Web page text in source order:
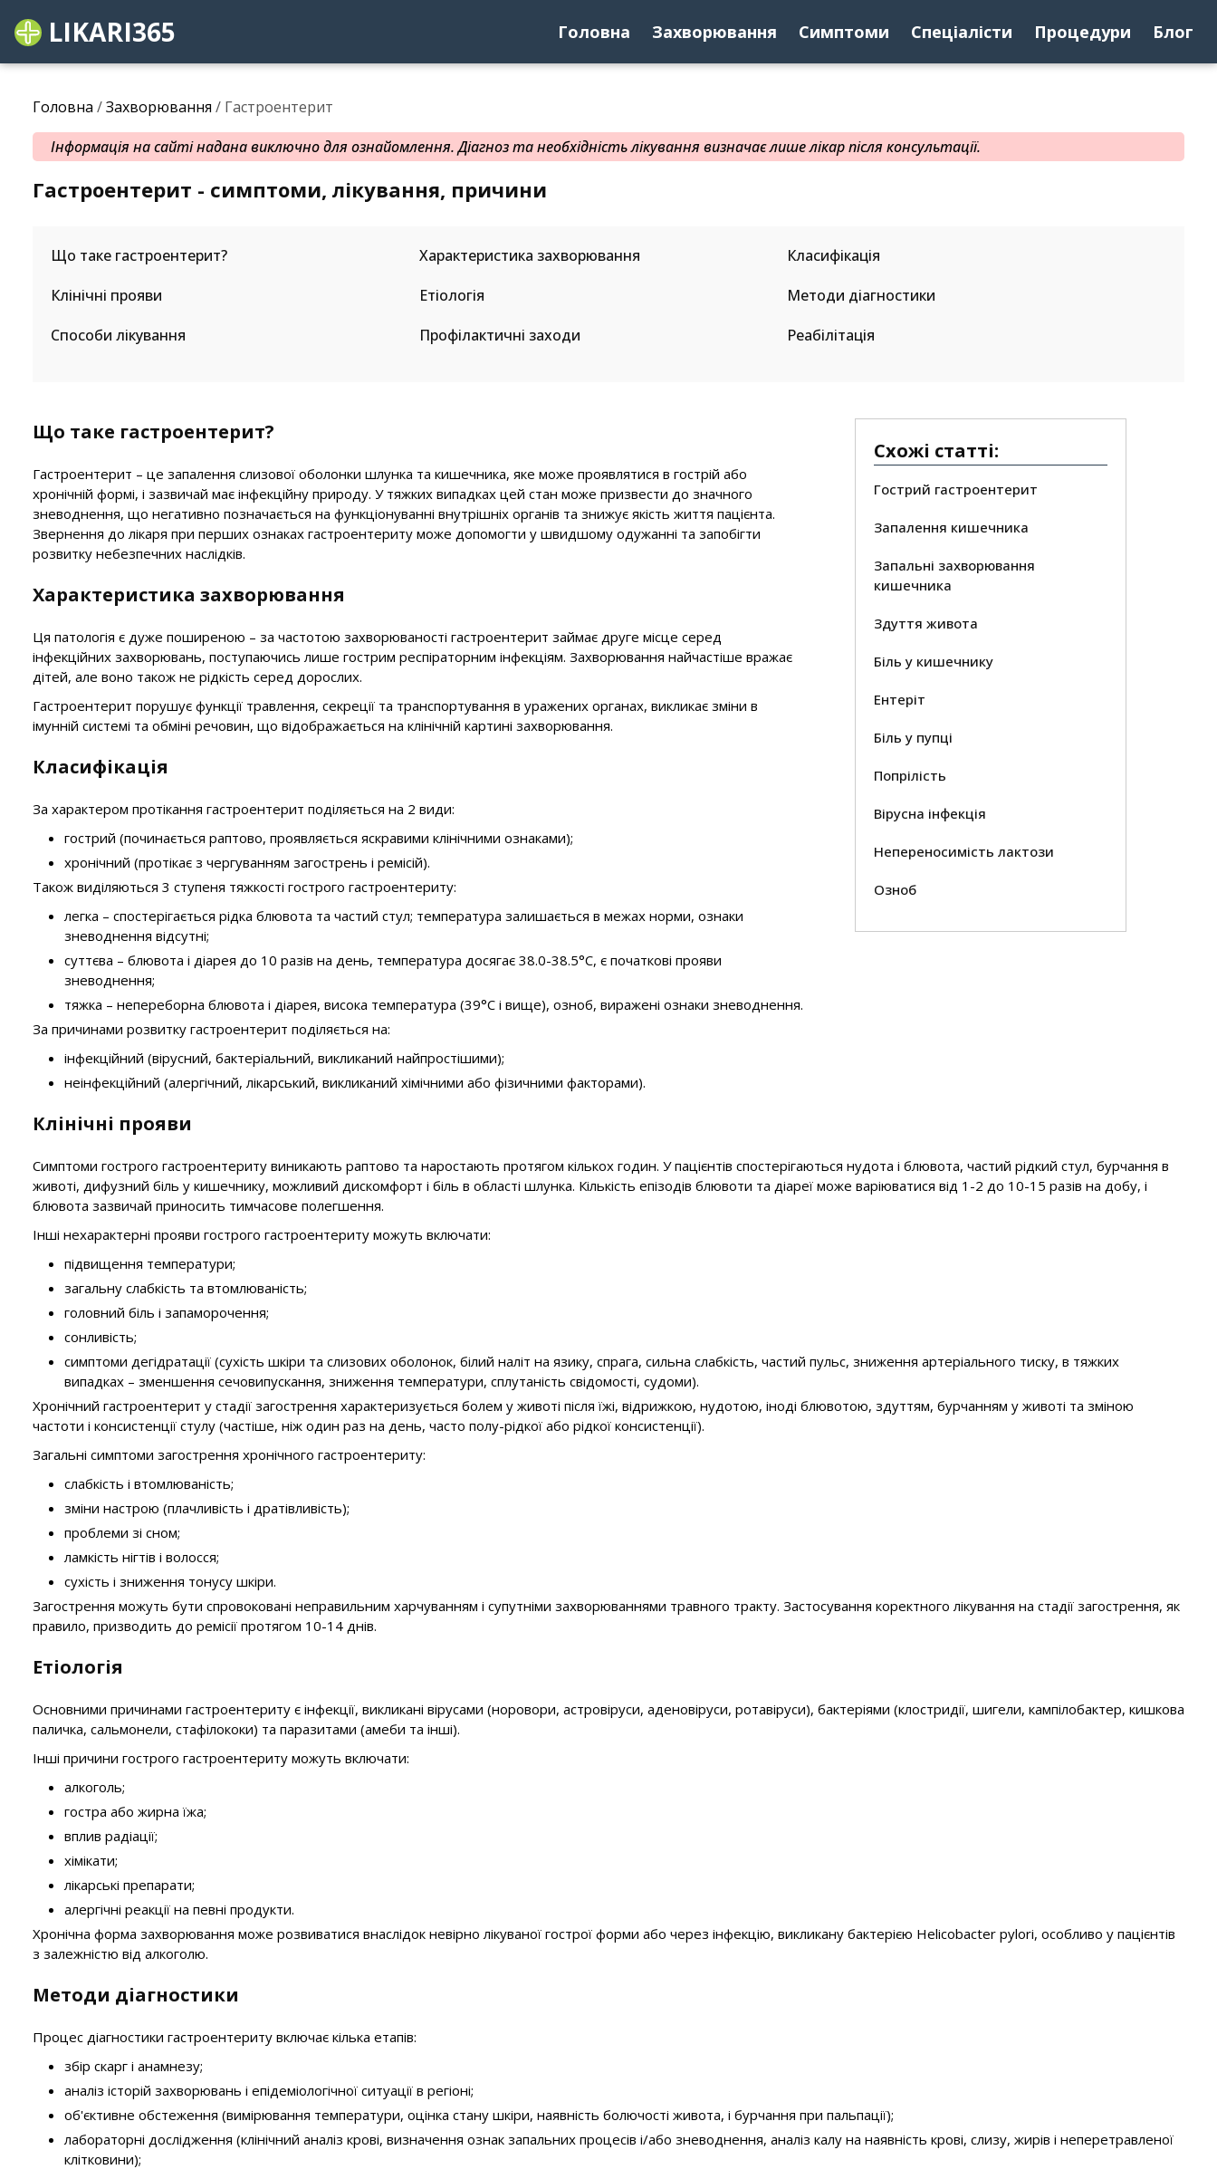
LIKARI365 Головна Захворювання Симптоми Спеціалісти Процедури Блог
Головна /Захворювання / Гастроентерит
Інформація на сайті надана виключно для ознайомлення. Діагноз та необхідність лікування визначає лише лікар після консультації.
Гастроентерит - симптоми, лікування, причини
Що таке гастроентерит? Характеристика захворювання
Класифікація
Клінічні прояви
Етіологія
Методи діагностики
Способи лікування
Профілактичні заходи Реабілітація
Схожі статті:
Гострий гастроентерит
Запалення кишечника
Запальні захворювання
кишечника
Здуття живота
Біль у кишечнику
Ентеріт
Біль у пупці
Попрілість
Вірусна інфекція
Непереносимість лактози
Озноб
Що таке гастроентерит?
Гастроентерит – це запалення слизової оболонки шлунка та кишечника, яке може проявлятися в гострій або
хронічній формі, і зазвичай має інфекційну природу. У тяжких випадках цей стан може призвести до значного
зневоднення, що негативно позначається на функціонуванні внутрішніх органів та знижує якість життя пацієнта.
Звернення до лікаря при перших ознаках гастроентериту може допомогти у швидшому одужанні та запобігти
розвитку небезпечних наслідків.
Характеристика захворювання
Ця патологія є дуже поширеною – за частотою захворюваності гастроентерит займає друге місце серед
інфекційних захворювань, поступаючись лише гострим респіраторним інфекціям. Захворювання найчастіше вражає
дітей, але воно також не рідкість серед дорослих.
Гастроентерит порушує функції травлення, секреції та транспортування в уражених органах, викликає зміни в
імунній системі та обміні речовин, що відображається на клінічній картині захворювання.
Класифікація
За характером протікання гастроентерит поділяється на 2 види:
гострий (починається раптово, проявляється яскравими клінічними ознаками);
хронічний (протікає з чергуванням загострень і ремісій).
Також виділяються 3 ступеня тяжкості гострого гастроентериту:
легка – спостерігається рідка блювота та частий стул; температура залишається в межах норми, ознаки
зневоднення відсутні;
суттєва – блювота і діарея до 10 разів на день, температура досягає 38.0-38.5°С, є початкові прояви
зневоднення;
тяжка – непереборна блювота і діарея, висока температура (39°С і вище), озноб, виражені ознаки зневоднення.
За причинами розвитку гастроентерит поділяється на:
інфекційний (вірусний, бактеріальний, викликаний найпростішими);
неінфекційний (алергічний, лікарський, викликаний хімічними або фізичними факторами).
Клінічні прояви
Симптоми гострого гастроентериту виникають раптово та наростають протягом кількох годин. У пацієнтів спостерігаються нудота і блювота, частий рідкий стул, бурчання в
животі, дифузний біль у кишечнику, можливий дискомфорт і біль в області шлунка. Кількість епізодів блювоти та діареї може варіюватися від 1-2 до 10-15 разів на добу, і
блювота зазвичай приносить тимчасове полегшення.
Інші нехарактерні прояви гострого гастроентериту можуть включати:
підвищення температури;
загальну слабкість та втомлюваність;
головний біль і запаморочення;
сонливість;
симптоми дегідратації (сухість шкіри та слизових оболонок, білий наліт на язику, спрага, сильна слабкість, частий пульс, зниження артеріального тиску, в тяжких
випадках – зменшення сечовипускання, зниження температури, сплутаність свідомості, судоми).
Хронічний гастроентерит у стадії загострення характеризується болем у животі після їжі, відрижкою, нудотою, іноді блювотою, здуттям, бурчанням у животі та зміною
частоти і консистенції стулу (частіше, ніж один раз на день, часто полу-рідкої або рідкої консистенції).
Загальні симптоми загострення хронічного гастроентериту:
слабкість і втомлюваність;
зміни настрою (плачливість і дратівливість);
проблеми зі сном;
ламкість нігтів і волосся;
сухість і зниження тонусу шкіри.
Загострення можуть бути спровоковані неправильним харчуванням і супутніми захворюваннями травного тракту. Застосування коректного лікування на стадії загострення, як
правило, призводить до ремісії протягом 10-14 днів.
Етіологія
Основними причинами гастроентериту є інфекції, викликані вірусами (норовори, астровіруси, аденовіруси, ротавіруси), бактеріями (клостридії, шигели, кампілобактер, кишкова
паличка, сальмонели, стафілококи) та паразитами (амеби та інші).
Інші причини гострого гастроентериту можуть включати:
алкоголь;
гостра або жирна їжа;
вплив радіації;
хімікати;
лікарські препарати;
алергічні реакції на певні продукти.
Хронічна форма захворювання може розвиватися внаслідок невірно лікуваної гострої форми або через інфекцію, викликану бактерією Helicobacter pylori, особливо у пацієнтів
з залежністю від алкоголю.
Методи діагностики
Процес діагностики гастроентериту включає кілька етапів:
збір скарг і анамнезу;
аналіз історій захворювань і епідеміологічної ситуації в регіоні;
об'єктивне обстеження (вимірювання температури, оцінка стану шкіри, наявність болючості живота, і бурчання при пальпації);
лабораторні дослідження (клінічний аналіз крові, визначення ознак запальних процесів і/або зневоднення, аналіз калу на наявність крові, слизу, жирів і неперетравленої
клітковини);